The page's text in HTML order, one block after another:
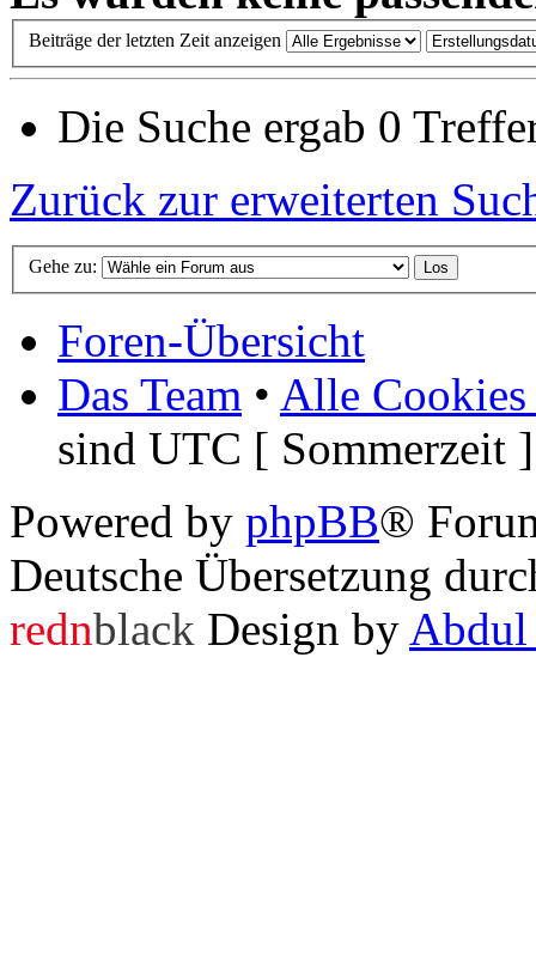
Beiträge der letzten Zeit anzeigen
Die Suche ergab 0
Zurück zur erweiterten
Gehe zu:
Foren-Übersicht
Das Team • Alle Cookies
sind UTC [ Sommerzeit ]
Powered by phpBB®
Deutsche Übersetzung
rednblack Design by Abdul